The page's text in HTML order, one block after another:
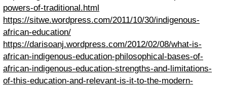
powers-of-traditional.html
https://sitwe.wordpress.com/2011/10/30/indigenous-
african-education/
https://darisoanj.wordpress.com/2012/02/08/what-is-
african-indigenous-education-philosophical-bases-of-
african-indigenous-education-strengths-and-limitations-
of-this-education-and-relevant-is-it-to-the-modern-